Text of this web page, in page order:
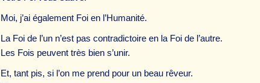
Moi, j’ai également Foi en l’Humanité.
La Foi de l’un n’est pas contradictoire en la Foi de l’autre.
Les Fois peuvent très bien s’unir.
Et, tant pis, si l’on me prend pour un beau rêveur.